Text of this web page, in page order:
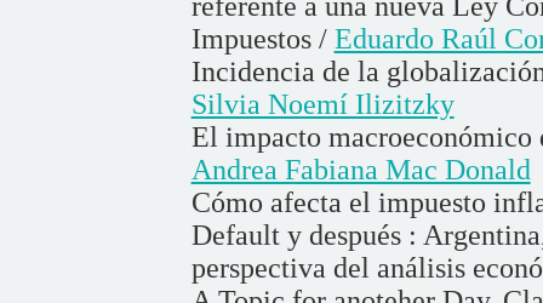
Impuestos / Eduardo Raúl
Incidencia de la
Silvia Noemí Ilizitzky
El impacto macroeconómico
Andrea Fabiana Mac Donald
Cómo afecta el impuesto
Default y después :
perspectiva del análisis